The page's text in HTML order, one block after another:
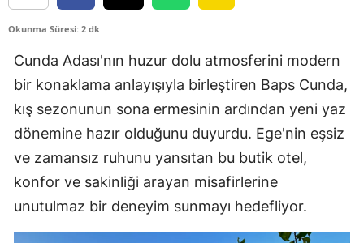
Okunma Süresi: 2 dk
Cunda Adası'nın huzur dolu atmosferini modern
bir konaklama anlayışıyla birleştiren Baps Cunda,
kış sezonunun sona ermesinin ardından yeni yaz
dönemine hazır olduğunu duyurdu. Ege'nin eşsiz
ve zamansız ruhunu yansıtan bu butik otel,
konfor ve sakinliği arayan misafirlerine
unutulmaz bir deneyim sunmayı hedefliyor.